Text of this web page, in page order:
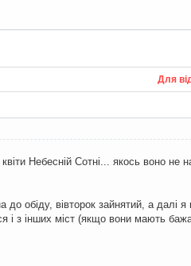
Для
Небесній Сотні... якось воно не
обіду, вівторок зайнятий, а
з інших міст (якщо вони мають